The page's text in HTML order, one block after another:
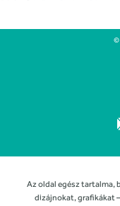
©
Az oldal egész tartalma,
dizájnokat, grafikákat